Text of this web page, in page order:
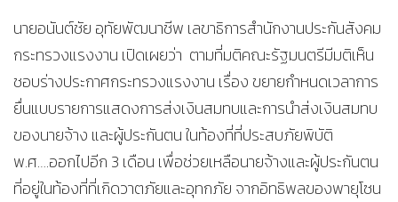
นายอนันต์ชัย อุทัยพัฒนาชีพ เลขาธิการสำนักงานประกันสังคม
กระทรวงแรงงาน เปิดเผยว่า ตามที่มติคณะรัฐมนตรีมีมติเห็น
ชอบร่างประกาศกระทรวงแรงงาน เรื่อง ขยายกำหนดเวลาการ
ยื่นแบบรายการแสดงการส่งเงินสมทบและการนำส่งเงินสมทบ
ของนายจ้าง และผู้ประกันตน ในท้องที่ที่ประสบภัยพิบัติ
พ.ศ….ออกไปอีก 3 เดือน เพื่อช่วยเหลือนายจ้างและผู้ประกันตน
ที่อยู่ในท้องที่ที่เกิดวาตภัยและอุทกภัย จากอิทธิพลของพายุโซน